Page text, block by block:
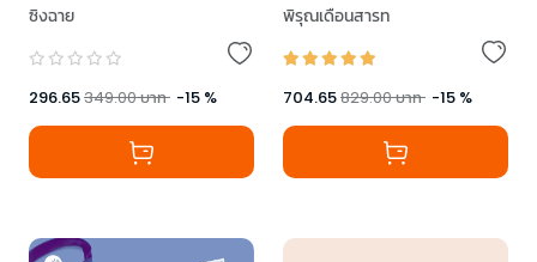
ซิงฉาย
296.65349.00บาท -15 %
พิรุณเดือนสารท
704.65829.00บาท -15 %